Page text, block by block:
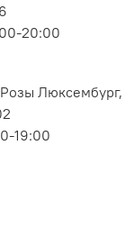
20:00
Розы
19:00